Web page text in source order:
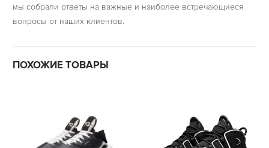
мы собрали ответы на важные и наиболее встречающиеся
вопросы от наших клиентов.
ПОХОЖИЕ ТОВАРЫ